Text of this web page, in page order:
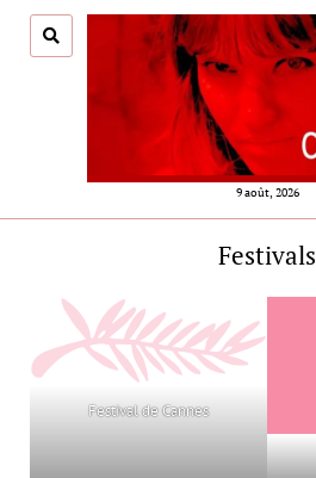
9 août, 2026
Festivals
Festival de Cannes